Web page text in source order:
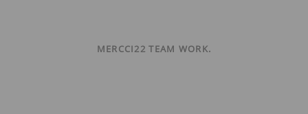
MERCCI22 TEAM WORK.